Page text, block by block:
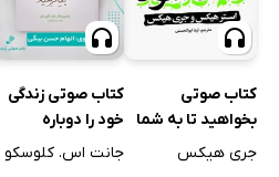
کتاب صوتی
بخواهید تا به شما
داده شود
جری هیکس
کتاب صوتی زندگی
خود را دوباره
بیافرینید
جانت اس. کلوسکو